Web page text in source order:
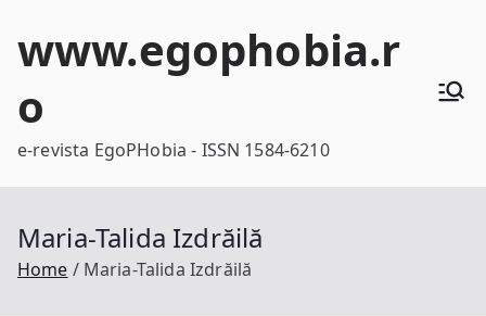
www.egophobia.r
o
e-revista EgoPHobia - ISSN 1584-6210
Maria-Talida Izdrăilă
Home Maria-Talida Izdrăilă